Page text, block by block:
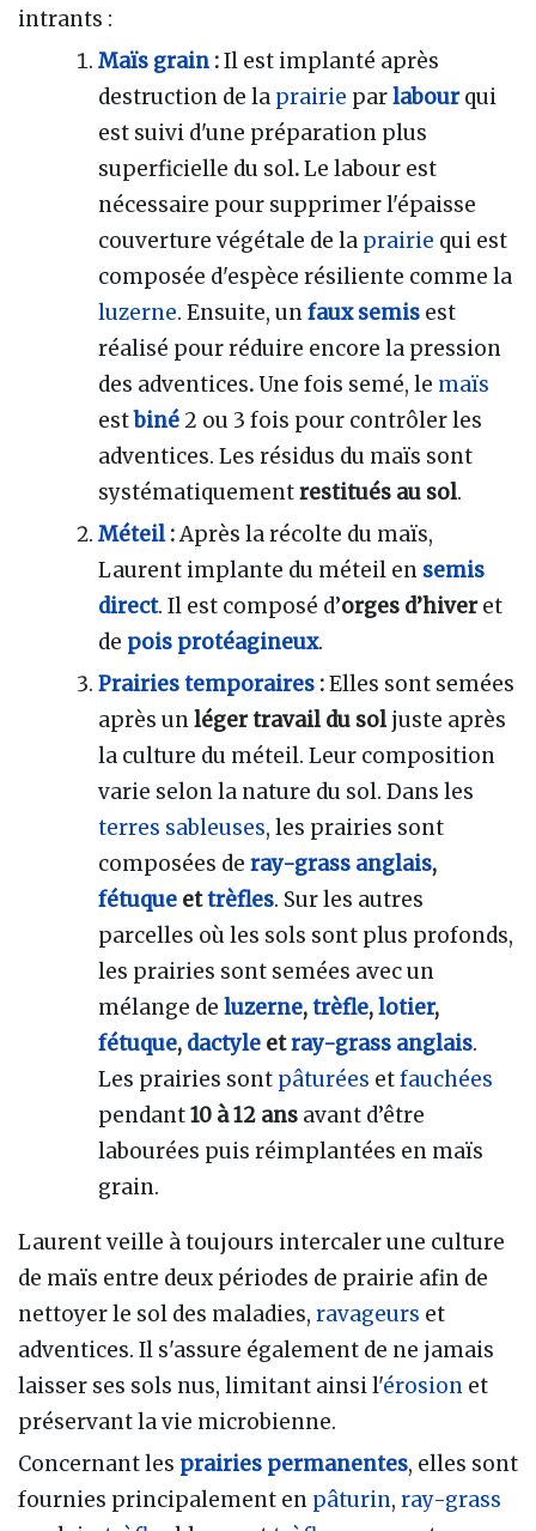
intrants :
Maïs grain :Il est implanté après
destruction de la prairie parlabourqui
est suivi d'une préparation plus
superficielle du sol.Le labour est
nécessaire pour supprimer l'épaisse
couverture végétale de la prairie qui est
composée d'espèce résiliente comme la
luzerne. Ensuite, unfaux semis est
réalisé pour réduire encore la pression
des adventices.Une fois semé, le maïs
estbiné 2 ou 3 fois pour contrôler les
adventices. Les résidus du maïs sont
systématiquementrestitués au sol.
Méteil:Après la récolte du maïs,
Laurent implante du méteil en semis
direct. Il est composé d’orges d’hiveret
de pois protéagineux.
Prairies temporaires :Elles sont semées
après unléger travail du soljuste après
la culture du méteil. Leur composition
varie selon la nature du sol. Dans les
terres sableuses, les prairies sont
composées deray-grass anglais,
fétuque ettrèfles. Sur les autres
parcelles où les sols sont plus profonds,
les prairies sont semées avec un
mélange deluzerne,trèfle,lotier,
fétuque, dactyle etray-grass anglais.
Les prairies sont pâturées etfauchées
pendant10 à 12 ans avant d’être
labourées puis réimplantées en maïs
grain.
Laurent veille à toujours intercaler une culture
de maïs entre deux périodes de prairie afin de
nettoyer le sol des maladies, ravageurs et
adventices. Il s'assure également de ne jamais
laisser ses sols nus, limitant ainsi l'érosion et
préservant la vie microbienne.
Concernant les prairies permanentes, elles sont
fournies principalement en pâturin, ray-grass